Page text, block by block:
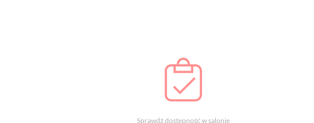
Sprawdź dostępność w salonie